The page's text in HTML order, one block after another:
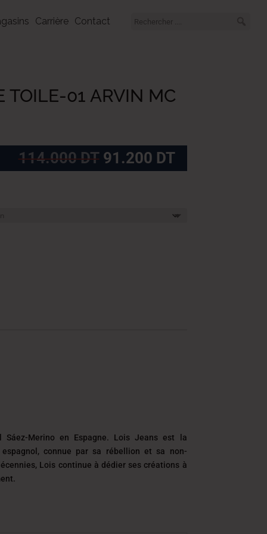
Carrière Contact
TOILE-01 ARVIN MC
114.000DT Le
prix
91.200 DTLe
prix
91.200
Sáez-Merino en Espagne. Lois Jeans est la
connue par sa rébellion et sa non-
Lois continue à dédier ses créations à